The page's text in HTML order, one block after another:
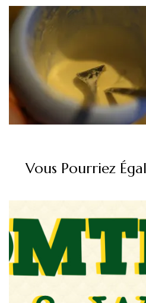
Vous Pourriez